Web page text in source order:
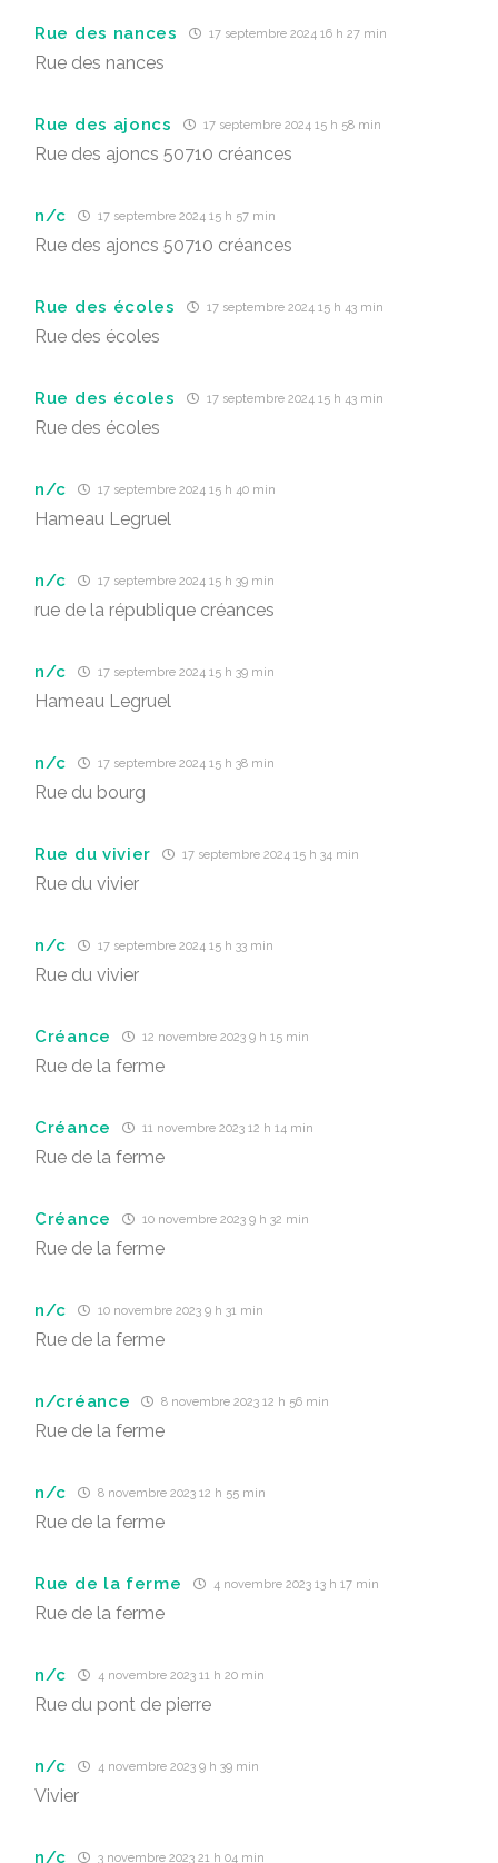
Rue des nances 17 septembre 2024 16 h 27 min
Rue des nances
Rue des ajoncs 17 septembre 2024 15 h 58 min
Rue des ajoncs 50710 créances
n/c 17 septembre 2024 15 h 57 min
Rue des ajoncs 50710 créances
Rue des écoles 17 septembre 2024 15 h 43 min
Rue des écoles
Rue des écoles 17 septembre 2024 15 h 43 min
Rue des écoles
n/c 17 septembre 2024 15 h 40 min
Hameau Legruel
n/c 17 septembre 2024 15 h 39 min
rue de la république créances
n/c 17 septembre 2024 15 h 39 min
Hameau Legruel
n/c 17 septembre 2024 15 h 38 min
Rue du bourg
Rue du vivier 17 septembre 2024 15 h 34 min
Rue du vivier
n/c 17 septembre 2024 15 h 33 min
Rue du vivier
Créance 12 novembre 2023 9 h 15 min
Rue de la ferme
Créance 11 novembre 2023 12 h 14 min
Rue de la ferme
Créance 10 novembre 2023 9 h 32 min
Rue de la ferme
n/c 10 novembre 2023 9 h 31 min
Rue de la ferme
n/créance 8 novembre 2023 12 h 56 min
Rue de la ferme
n/c 8 novembre 2023 12 h 55 min
Rue de la ferme
Rue de la ferme 4 novembre 2023 13 h 17 min
Rue de la ferme
n/c 4 novembre 2023 11 h 20 min
Rue du pont de pierre
n/c 4 novembre 2023 9 h 39 min
Vivier
n/c 3 novembre 2023 21 h 04 min